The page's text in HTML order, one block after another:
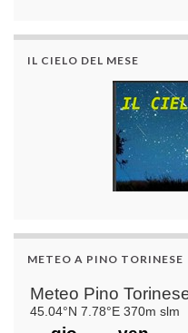
IL CIELO DEL MESE
METEO A PINO TORINESE